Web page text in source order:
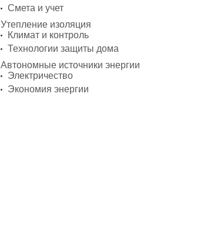
Смета и учет
Утепление изоляция
Климат и контроль
Технологии защиты дома
Автономные источники энергии
Электричество
Экономия энергии